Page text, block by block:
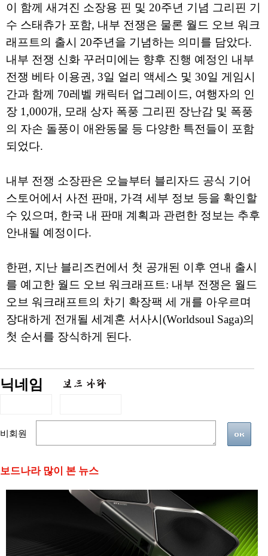
이 함께 새겨진 소장용 핀 및 20주년 기념 그리핀 기
수 스태츄가 포함, 내부 전쟁은 물론 월드 오브 워크
래프트의 출시 20주년을 기념하는 의미를 담았다.
내부 전쟁 신화 꾸러미에는 향후 진행 예정인 내부
전쟁 베타 이용권, 3일 얼리 액세스 및 30일 게임시
간과 함께 70레벨 캐릭터 업그레이드, 여행자의 인
장 1,000개, 모래 상자 폭풍 그리핀 장난감 및 폭풍
의 자손 돌풍이 애완동물 등 다양한 특전들이 포함
되었다.
내부 전쟁 소장판은 오늘부터 블리자드 공식 기어
스토어에서 사전 판매, 가격 세부 정보 등을 확인할
수 있으며, 한국 내 판매 계획과 관련한 정보는 추후
안내될 예정이다.
한편, 지난 블리즈컨에서 첫 공개된 이후 연내 출시
를 예고한 월드 오브 워크래프트: 내부 전쟁은 월드
오브 워크래프트의 차기 확장팩 세 개를 아우르며
장대하게 전개될 세계혼 서사시(Worldsoul Saga)의
첫 순서를 장식하게 된다.
닉네임
비회원
보드나라 많이 본 뉴스